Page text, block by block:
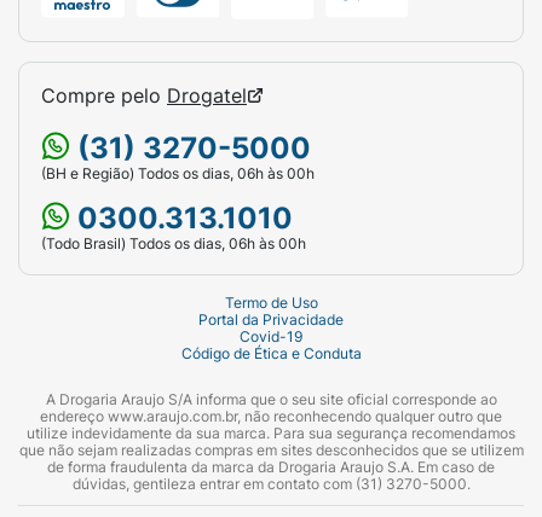
Compre pelo Drogatel
(31) 3270-5000
(BH e Região) Todos os dias, 06h às 00h
0300.313.1010
(Todo Brasil) Todos os dias, 06h às 00h
Termo de Uso
Portal da Privacidade
Covid-19
Código de Ética e Conduta
A Drogaria Araujo S/A informa que o seu site oficial corresponde ao
endereço www.araujo.com.br, não reconhecendo qualquer outro que
utilize indevidamente da sua marca. Para sua segurança recomendamos
que não sejam realizadas compras em sites desconhecidos que se utilizem
de forma fraudulenta da marca da Drogaria Araujo S.A. Em caso de
dúvidas, gentileza entrar em contato com (31) 3270-5000.